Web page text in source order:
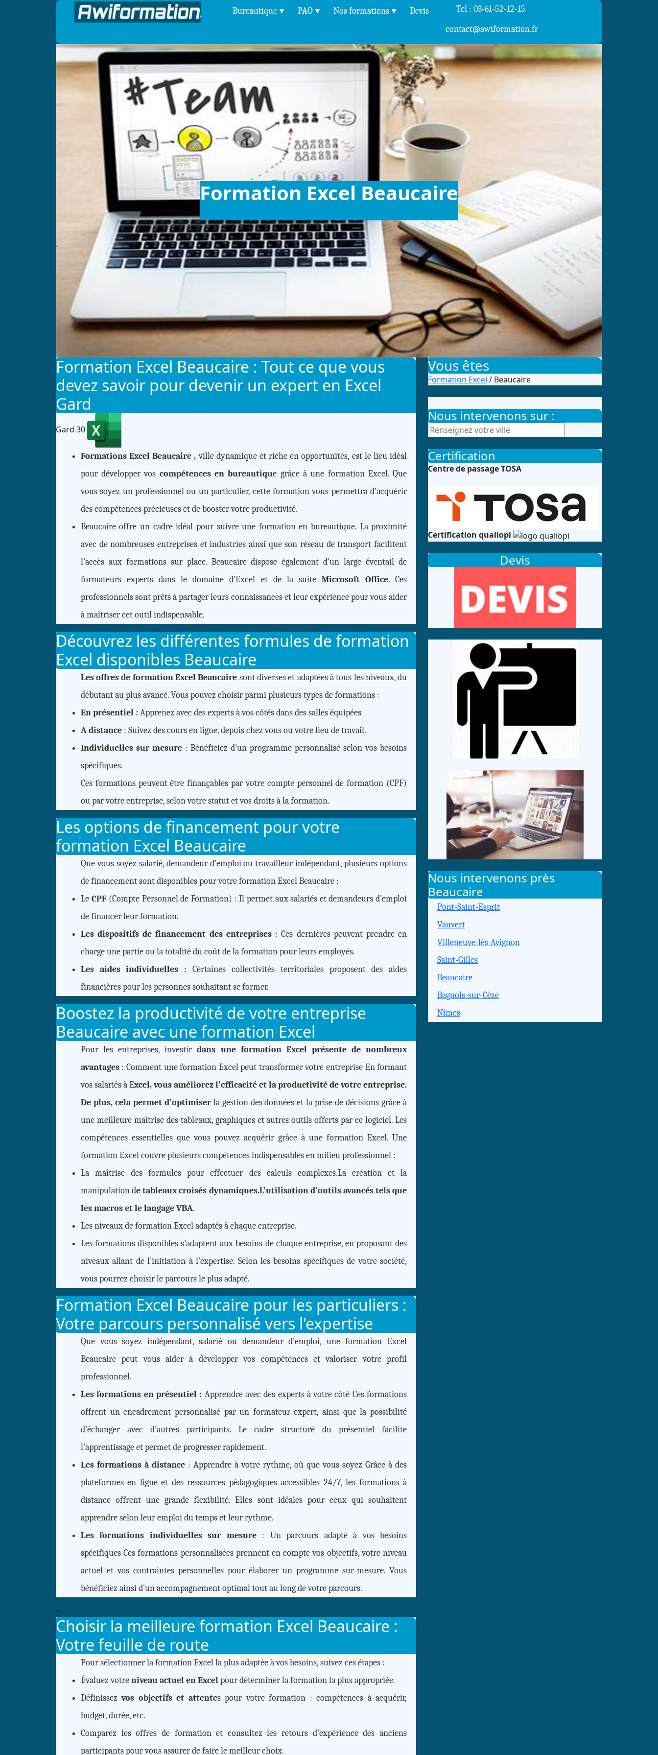
Bureautique PAO Nos formations Devis
Tel : 03-61-52-12-15
contact@awiformation.fr
Formation Excel Beaucaire
Formation Excel Beaucaire : Tout ce que vous
devez savoir pour devenir un expert en Excel
Gard
Gard 30
Formations Excel Beaucaire , ville dynamique et riche en opportunités, est le lieu idéal
pour développer vos compétences en bureautique grâce à une formation Excel. Que
vous soyez un professionnel ou un particulier, cette formation vous permettra d'acquérir
des compétences précieuses et de booster votre productivité.
Beaucaire offre un cadre idéal pour suivre une formation en bureautique. La proximité
avec de nombreuses entreprises et industries ainsi que son réseau de transport facilitent
l'accès aux formations sur place. Beaucaire dispose également d'un large éventail de
formateurs experts dans le domaine d'Excel et de la suite Microsoft Office. Ces
professionnels sont prêts à partager leurs connaissances et leur expérience pour vous aider
à maîtriser cet outil indispensable.
Découvrez les différentes formules de formation
Excel disponibles Beaucaire
Les offres de formation Excel Beaucaire sont diverses et adaptées à tous les niveaux, du
débutant au plus avancé. Vous pouvez choisir parmi plusieurs types de formations :
En présentiel : Apprenez avec des experts à vos côtés dans des salles équipées
A distance : Suivez des cours en ligne, depuis chez vous ou votre lieu de travail.
Individuelles sur mesure : Bénéficiez d'un programme personnalisé selon vos besoins
spécifiques.
Ces formations peuvent être finançables par votre compte personnel de formation (CPF)
ou par votre entreprise, selon votre statut et vos droits à la formation.
Les options de financement pour votre
formation Excel Beaucaire
Que vous soyez salarié, demandeur d'emploi ou travailleur indépendant, plusieurs options
de financement sont disponibles pour votre formation Excel Beaucaire :
Le CPF(Compte Personnel de Formation) : Il permet aux salariés et demandeurs d'emploi
de financer leur formation.
Les dispositifs de financement des entreprises : Ces dernières peuvent prendre en
charge une partie ou la totalité du coût de la formation pour leurs employés.
Les aides individuelles : Certaines collectivités territoriales proposent des aides
financières pour les personnes souhaitant se former.
Boostez la productivité de votre entreprise
Beaucaire avec une formation Excel
Pour les entreprises, investirdans une formation Excel présente de nombreux
avantages: Comment une formation Excel peut transformer votre entreprise En formant
vos salariés à Excel, vous améliorez l'efficacité et la productivité de votre entreprise.
De plus, cela permet d'optimiser la gestion des données et la prise de décisions grâce à
une meilleure maîtrise des tableaux, graphiques et autres outils offerts par ce logiciel. Les
compétences essentielles que vous pouvez acquérir grâce à une formation Excel. Une
formation Excel couvre plusieurs compétences indispensables en milieu professionnel :
La maîtrise des formules pour effectuer des calculs complexes.La création et la
manipulation de tableaux croisés dynamiques.L'utilisation d'outils avancés tels que
les macros et le langage VBA.
Les niveaux de formation Excel adaptés à chaque entreprise.
Les formations disponibles s'adaptent aux besoins de chaque entreprise, en proposant des
niveaux allant de l'initiation à l'expertise. Selon les besoins spécifiques de votre société,
vous pourrez choisir le parcours le plus adapté.
Formation Excel Beaucaire pour les particuliers :
Votre parcours personnalisé vers l'expertise
Que vous soyez indépendant, salarié ou demandeur d'emploi, une formation Excel
Beaucaire peut vous aider à développer vos compétences et valoriser votre profil
professionnel.
Les formations en présentiel : Apprendre avec des experts à votre côté Ces formations
offrent un encadrement personnalisé par un formateur expert, ainsi que la possibilité
d'échanger avec d'autres participants. Le cadre structuré du présentiel facilite
l'apprentissage et permet de progresser rapidement.
Les formations à distance : Apprendre à votre rythme, où que vous soyez Grâce à des
plateformes en ligne et des ressources pédagogiques accessibles 24/7, les formations à
distance offrent une grande flexibilité. Elles sont idéales pour ceux qui souhaitent
apprendre selon leur emploi du temps et leur rythme.
Les formations individuelles sur mesure : Un parcours adapté à vos besoins
spécifiques Ces formations personnalisées prennent en compte vos objectifs, votre niveau
actuel et vos contraintes personnelles pour élaborer un programme sur-mesure. Vous
bénéficiez ainsi d'un accompagnement optimal tout au long de votre parcours.
=
Choisir la meilleure formation Excel Beaucaire :
Votre feuille de route
Pour sélectionner la formation Excel la plus adaptée à vos besoins, suivez ces étapes :
Évaluez votreniveau actuel en Excelpour déterminer la formation la plus appropriée.
Définissezvos objectifs et attentes pour votre formation : compétences à acquérir,
budget, durée, etc.
Comparez les offres de formation et consultez les retours d'expérience des anciens
participants pour vous assurer de faire le meilleur choix.
Vous êtes
Formation Excel / Beaucaire
Nous intervenons sur :
Certification
Centre de passage TOSA
Certification qualiopi
Devis
Nous intervenons près
Beaucaire
Pont-Saint-Esprit
Vauvert
Villeneuve-lès-Avignon
Saint-Gilles
Beaucaire
Bagnols-sur-Cèze
Nîmes
Panneau de gestion des cookies